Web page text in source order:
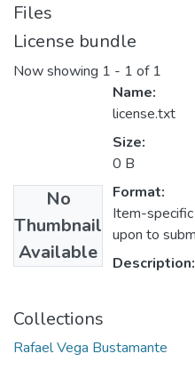
Files
License bundle
Now showing 1 - 1 of 1
No
Thumbnail
Available
Name:
license.txt
Size:
0 B
Format:
Item-
upon to
Description:
Collections
Rafael Vega Bustamante